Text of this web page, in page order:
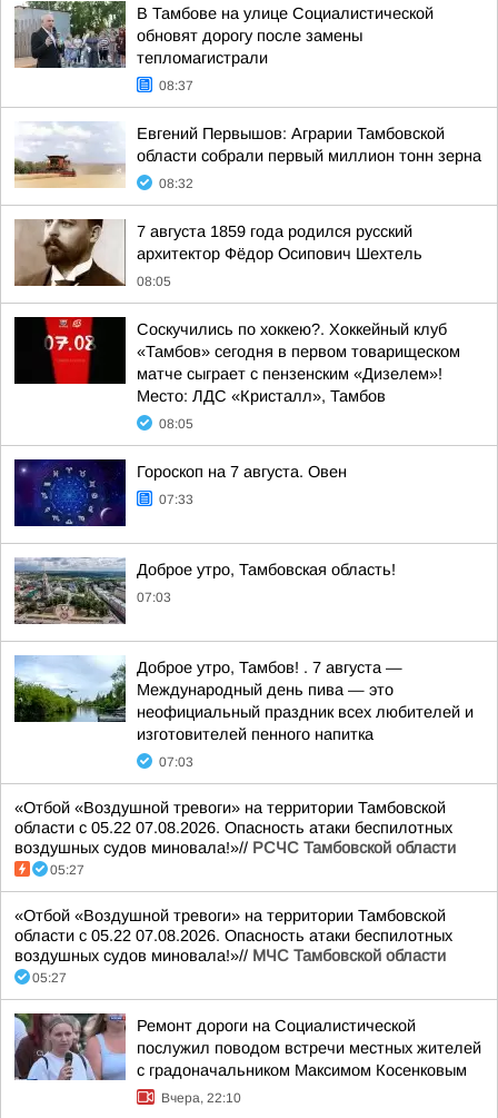
В Тамбове на улице Социалистической
обновят дорогу после замены
тепломагистрали
08:37
Евгений Первышов: Аграрии Тамбовской
области собрали первый миллион тонн зерна
08:32
7 августа 1859 года родился русский
архитектор Фёдор Осипович Шехтель
08:05
Соскучились по хоккею?. Хоккейный клуб
«Тамбов» сегодня в первом товарищеском
матче сыграет с пензенским «Дизелем»!
Место: ЛДС «Кристалл», Тамбов
08:05
Гороскоп на 7 августа. Овен
07:33
Доброе утро, Тамбовская область!
07:03
Доброе утро, Тамбов! . 7 августа —
Международный день пива — это
неофициальный праздник всех любителей и
изготовителей пенного напитка
07:03
«Отбой «Воздушной тревоги» на территории Тамбовской
области с 05.22 07.08.2026. Опасность атаки беспилотных
воздушных судов миновала!»// РСЧС Тамбовской области
05:27
«Отбой «Воздушной тревоги» на территории Тамбовской
области с 05.22 07.08.2026. Опасность атаки беспилотных
воздушных судов миновала!»// МЧС Тамбовской области
05:27
Ремонт дороги на Социалистической
послужил поводом встречи местных жителей
с градоначальником Максимом Косенковым
Вчера, 22:10